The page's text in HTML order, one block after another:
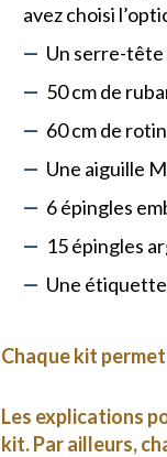
avez choisi
Un serre-tête
50 cm de
60 cm de rotin
Une aiguille
6 épingles
15 épingles
Une étiquette
Chaque kit
Les explications
kit. Par ailleurs,